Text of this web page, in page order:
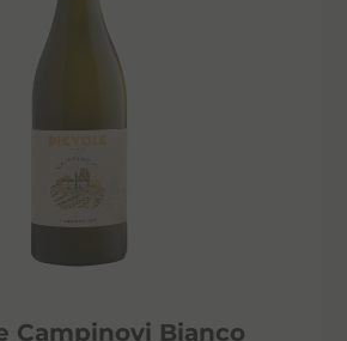
Campinovi Bianco